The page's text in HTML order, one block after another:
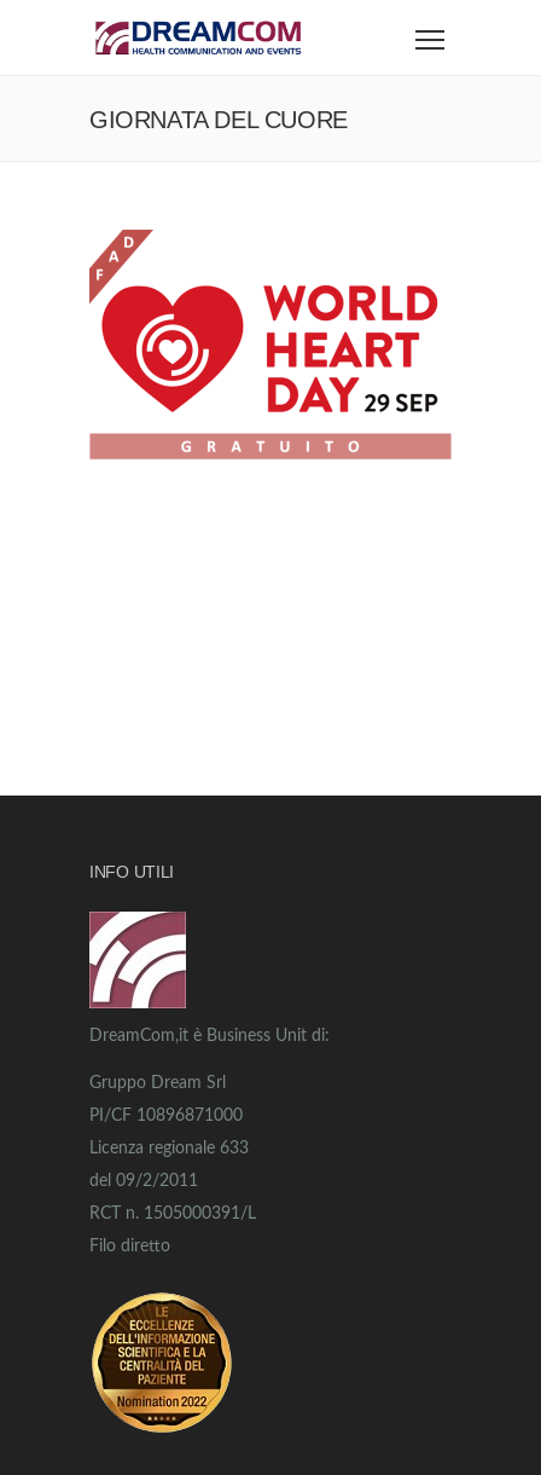
GIORNATA DEL CUORE
INFO UTILI
DreamCom,it è Business Unit di:
Gruppo Dream Srl
PI/CF 10896871000
Licenza regionale 633
del 09/2/2011
RCT n. 1505000391/L
Filo diretto